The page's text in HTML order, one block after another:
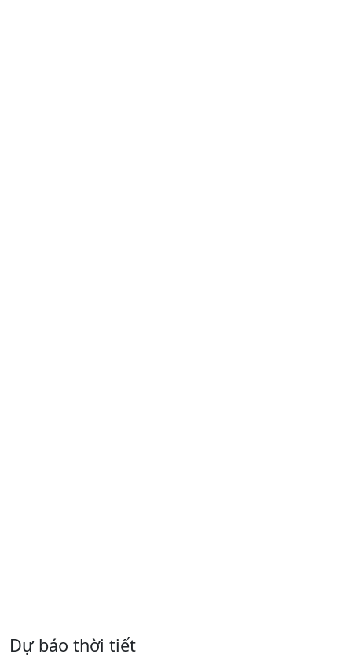
Dự báo thời tiết